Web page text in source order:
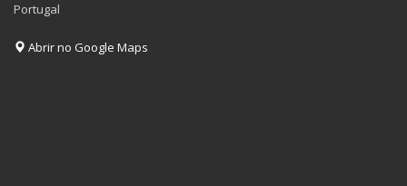
Portugal
Abrir no Google Maps